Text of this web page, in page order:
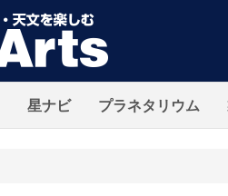
星ナビ プラネタリウム